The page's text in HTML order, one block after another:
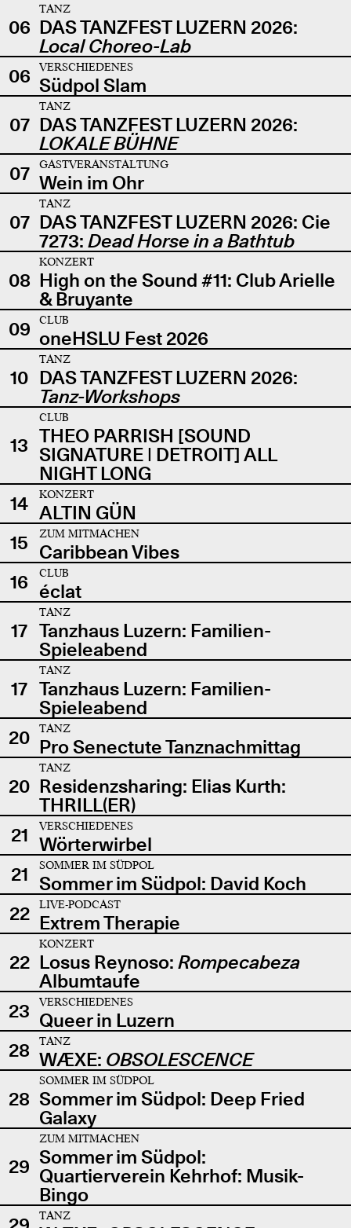
06
TANZ
DAS TANZFEST LUZERN 2026:
Local Choreo-Lab
06
VERSCHIEDENES
Südpol Slam
07
TANZ
DAS TANZFEST LUZERN 2026:
LOKALE BÜHNE
07
GASTVERANSTALTUNG
Wein im Ohr
07
TANZ
DAS TANZFEST LUZERN 2026: Cie
7273: Dead Horse in a Bathtub
08
KONZERT
High on the Sound #11: Club Arielle
& Bruyante
09
CLUB
oneHSLU Fest 2026
10
TANZ
DAS TANZFEST LUZERN 2026:
Tanz-Workshops
13
CLUB
THEO PARRISH [SOUND
SIGNATURE | DETROIT] ALL
NIGHT LONG
14
KONZERT
ALTIN GÜN
15
ZUM MITMACHEN
Caribbean Vibes
16
CLUB
éclat
17
TANZ
Tanzhaus Luzern: Familien-
Spieleabend
17
TANZ
Tanzhaus Luzern: Familien-
Spieleabend
20
TANZ
Pro Senectute Tanznachmittag
20
TANZ
Residenzsharing: Elias Kurth:
THRILL(ER)
21
VERSCHIEDENES
Wörterwirbel
21
SOMMER IM SÜDPOL
Sommer im Südpol: David Koch
22
LIVE-PODCAST
Extrem Therapie
22
KONZERT
Losus Reynoso: Rompecabeza
Albumtaufe
23
VERSCHIEDENES
Queer in Luzern
28
TANZ
WÆXE: OBSOLESCENCE
28
SOMMER IM SÜDPOL
Sommer im Südpol: Deep Fried
Galaxy
29
ZUM MITMACHEN
Sommer im Südpol:
Quartierverein Kehrhof: Musik-
Bingo
TANZ